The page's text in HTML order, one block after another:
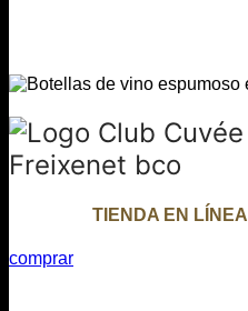
TIENDA EN LÍNEA
comprar